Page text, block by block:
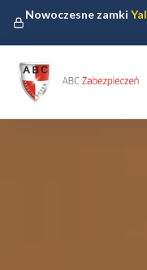
Nowoczesne zamki